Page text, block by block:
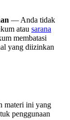
— Anda tidak
atau sarana
membatasi
yang diizinkan
materi ini yang
penggunaan